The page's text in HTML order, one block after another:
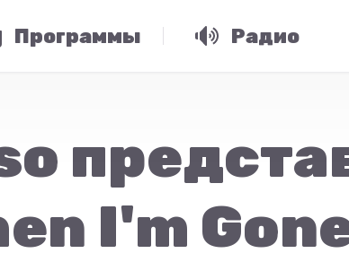
Программы Радио
I'm